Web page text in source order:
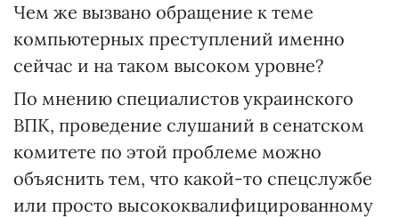
Чем же вызвано обращение к теме
компьютерных преступлений именно
сейчас и на таком высоком уровне?
По мнению специалистов украинского
ВПК, проведение слушаний в сенатском
комитете по этой проблеме можно
объяснить тем, что какой-то спецслужбе
или просто высококвалифицированному